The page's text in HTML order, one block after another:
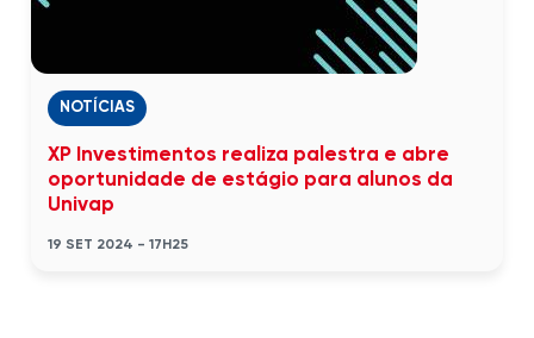
NOTÍCIAS
XP Investimentos realiza palestra e abre
oportunidade de estágio para alunos da
Univap
19 SET 2024 - 17H25